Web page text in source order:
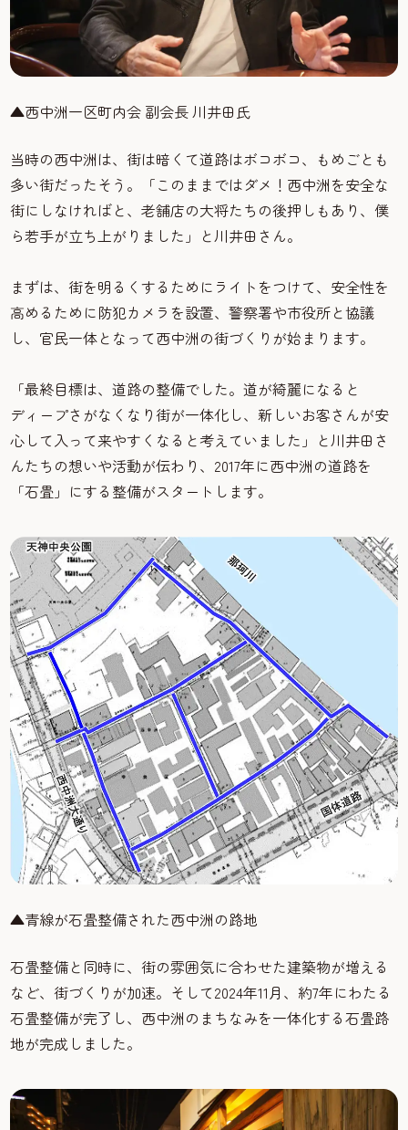
▲西中洲一区町内会 副会長 川井田氏
当時の西中洲は、街は暗くて道路はボコボコ、もめごとも
多い街だったそう。「このままではダメ！西中洲を安全な
街にしなければと、老舗店の大将たちの後押しもあり、僕
ら若手が立ち上がりました」と川井田さん。
まずは、街を明るくするためにライトをつけて、安全性を
高めるために防犯カメラを設置、警察署や市役所と協議
し、官民一体となって西中洲の街づくりが始まります。
「最終目標は、道路の整備でした。道が綺麗になると
ディープさがなくなり街が一体化し、新しいお客さんが安
心して入って来やすくなると考えていました」と川井田さ
んたちの想いや活動が伝わり、2017年に西中洲の道路を
「石畳」にする整備がスタートします。
▲青線が石畳整備された西中洲の路地
石畳整備と同時に、街の雰囲気に合わせた建築物が増える
など、街づくりが加速。そして2024年11月、約7年にわたる
石畳整備が完了し、西中洲のまちなみを一体化する石畳路
地が完成しました。